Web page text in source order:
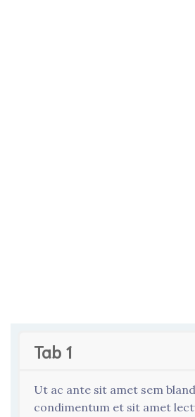
Tab 1
Ut ac ante sit amet sem
condimentum et sit amet